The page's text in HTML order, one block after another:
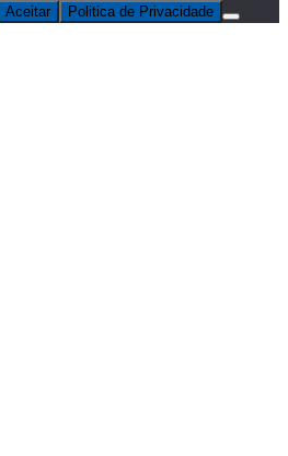
Aceitar Politica de Privacidade